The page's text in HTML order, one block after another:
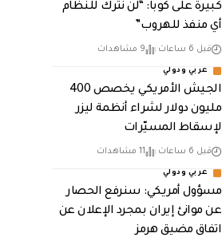
كبيرة على كوبا: “لن نترك للنظام
أي منفذ للهروب”
قبل 6 ساعات 9 مشاهدات
عربي ودولي
الجيش الأمريكي يخصص 400
مليون دولار لشراء أنظمة ليزر
لإسقاط المسيّرات
قبل 6 ساعات 11 مشاهدات
عربي ودولي
مسؤول أمريكي: سنرفع الحصار
عن موانئ إيران بمجرد الإعلان عن
اتفاق مضيق هرمز